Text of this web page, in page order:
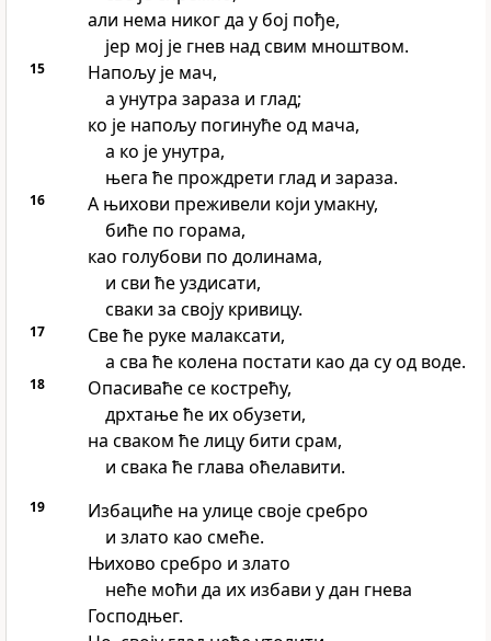
али нема никог да у бој пође,
јер мој је гнев над свим мноштвом.
15
Напољу је мач,
а унутра зараза и глад;
ко је напољу погинуће од мача,
а ко је унутра,
њега ће прождрети глад и зараза.
16
А њихови преживели који умакну,
биће по горама,
као голубови по долинама,
и сви ће уздисати,
сваки за своју кривицу.
17
Све ће руке малаксати,
а сва ће колена постати као да су од воде.
18
Опасиваће се кострећу,
дрхтање ће их обузети,
на сваком ће лицу бити срам,
и свака ће глава оћелавити.
19
Избациће на улице своје сребро
и злато као смеће.
Њихово сребро и злато
неће моћи да их избави у дан гнева
Господњег.